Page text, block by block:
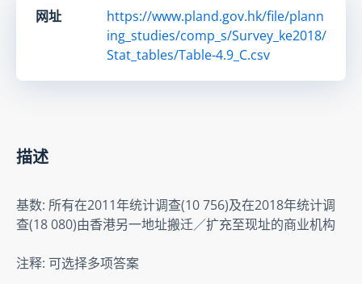
网址
https://www.pland.gov.hk/file/plann
ing_studies/comp_s/Survey_ke2018/
Stat_tables/Table-4.9_C.csv
描述
基数: 所有在2011年统计调查(10 756)及在2018年统计调
查(18 080)由香港另一地址搬迁／扩充至现址的商业机构
注释: 可选择多项答案